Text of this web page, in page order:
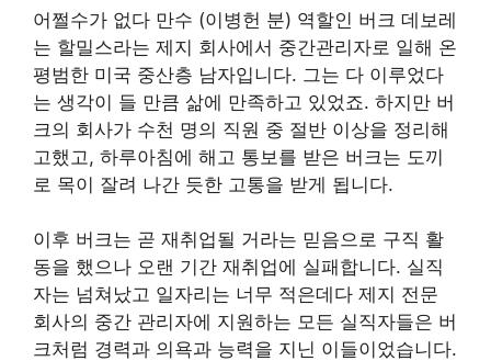
어쩔수가 없다 만수 (이병헌 분) 역할인 버크 데보레
는 할밀스라는 제지 회사에서 중간관리자로 일해 온
평범한 미국 중산층 남자입니다. 그는 다 이루었다
는 생각이 들 만큼 삶에 만족하고 있었죠. 하지만 버
크의 회사가 수천 명의 직원 중 절반 이상을 정리해
고했고, 하루아침에 해고 통보를 받은 버크는 도끼
로 목이 잘려 나간 듯한 고통을 받게 됩니다.
이후 버크는 곧 재취업될 거라는 믿음으로 구직 활
동을 했으나 오랜 기간 재취업에 실패합니다. 실직
자는 넘쳐났고 일자리는 너무 적은데다 제지 전문
회사의 중간 관리자에 지원하는 모든 실직자들은 버
크처럼 경력과 의욕과 능력을 지닌 이들이었습니다.